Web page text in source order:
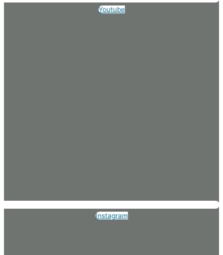
Youtube
Instagram